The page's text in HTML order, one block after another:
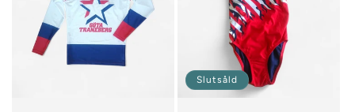
Slutsåld